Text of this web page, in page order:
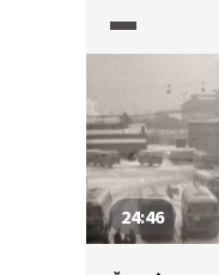
Hradčany“ –
ostravskou
které se v
podařilo
24:46